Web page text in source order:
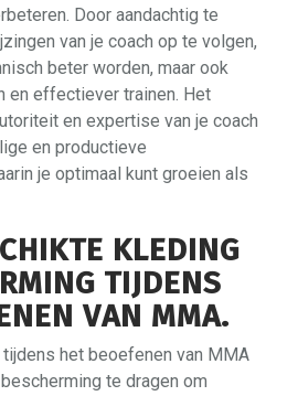
Door aandachtig te
van je coach op te volgen,
beter worden, maar ook
en effectiever trainen. Het
en expertise van je coach
en productieve
je optimaal kunt groeien als
KLEDING
TIJDENS
VAN MMA.
het beoefenen van MMA
te dragen om